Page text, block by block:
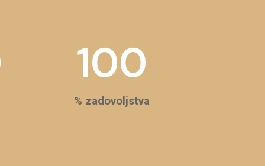
100
% zadovoljstva